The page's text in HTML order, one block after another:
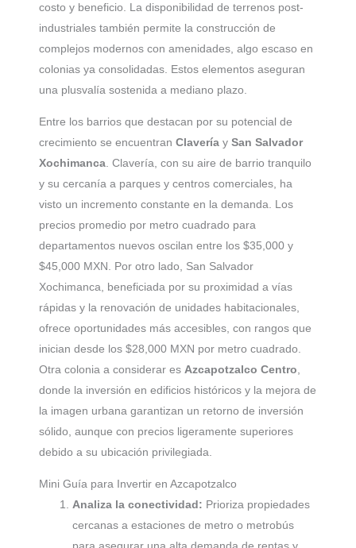
costo y beneficio. La disponibilidad de terrenos post-
industriales también permite la construcción de
complejos modernos con amenidades, algo escaso en
colonias ya consolidadas. Estos elementos aseguran
una plusvalía sostenida a mediano plazo.
Entre los barrios que destacan por su potencial de
crecimiento se encuentran Clavería y San Salvador
Xochimanca. Clavería, con su aire de barrio tranquilo
y su cercanía a parques y centros comerciales, ha
visto un incremento constante en la demanda. Los
precios promedio por metro cuadrado para
departamentos nuevos oscilan entre los $35,000 y
$45,000 MXN. Por otro lado, San Salvador
Xochimanca, beneficiada por su proximidad a vías
rápidas y la renovación de unidades habitacionales,
ofrece oportunidades más accesibles, con rangos que
inician desde los $28,000 MXN por metro cuadrado.
Otra colonia a considerar es Azcapotzalco Centro,
donde la inversión en edificios históricos y la mejora de
la imagen urbana garantizan un retorno de inversión
sólido, aunque con precios ligeramente superiores
debido a su ubicación privilegiada.
Mini Guía para Invertir en Azcapotzalco
Analiza la conectividad: Prioriza propiedades
cercanas a estaciones de metro o metrobús